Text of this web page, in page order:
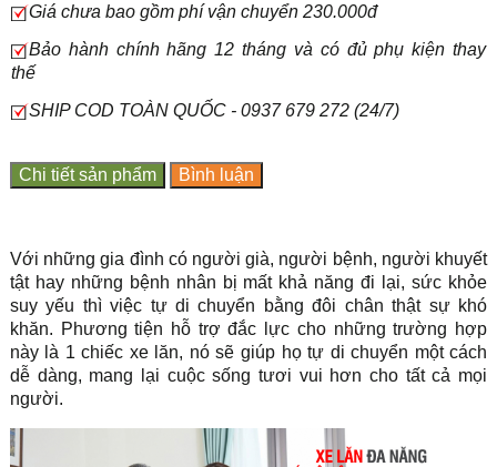
Giá chưa bao gồm phí vận chuyển 230.000đ
Bảo hành chính hãng 12 tháng và có đủ phụ kiện thay
thế
SHIP COD TOÀN QUỐC - 0937 679 272 (24/7)
Chi tiết sản phẩm Bình luận
Với những gia đình có người già, người bệnh, người khuyết
tật hay những bệnh nhân bị mất khả năng đi lại, sức khỏe
suy yếu thì việc tự di chuyển bằng đôi chân thật sự khó
khăn. Phương tiện hỗ trợ đắc lực cho những trường hợp
này là 1 chiếc xe lăn, nó sẽ giúp họ tự di chuyển một cách
dễ dàng, mang lại cuộc sống tươi vui hơn cho tất cả mọi
người.